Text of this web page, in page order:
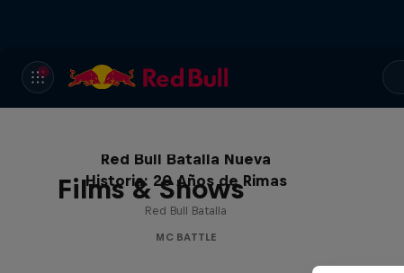
Films & Shows
Red Bull Batalla Nueva
Historia: 20 Años de Rimas
Red Bull Batalla
MC BATTLE